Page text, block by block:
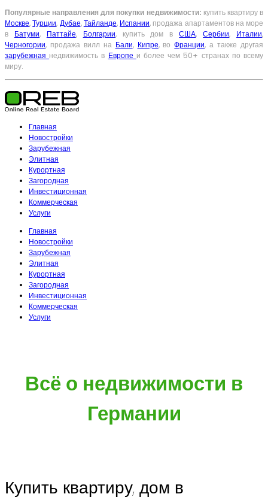
Популярные направления для покупки недвижимости: купить квартиру в
Москве,Турции, Дубае,Тайланде, Испании, продажа апартаментов на море
в Батуми, Паттайе, Болгарии, купить дом вСША,Сербии, Италии,
Черногории, продажа вилл на Бали, Кипре, воФранции, а также другая
зарубежная недвижимость в Европе и более чем 50+ странах по всему
миру.
Главная
Новостройки
Зарубежная
Элитная
Курортная
Загородная
Инвестиционная
Коммерческая
Услуги
Главная
Новостройки
Зарубежная
Элитная
Курортная
Загородная
Инвестиционная
Коммерческая
Услуги
Всё о недвижимости в
Германии
Купить квартиру, дом в